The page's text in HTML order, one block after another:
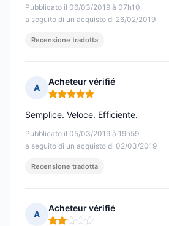
Pubblicato il 06/03/2019 à 07h10
a seguito di un acquisto di 26/02/2019
Recensione tradotta
A
Acheteur vérifié
Nota: 5 su 5
Pubblicato il 05/03/2019 à 19h59
a seguito di un acquisto di 02/03/2019
Semplice. Veloce. Efficiente.
Recensione tradotta
A
Acheteur vérifié